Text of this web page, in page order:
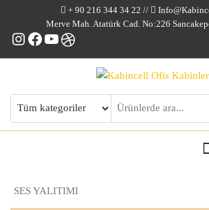
+ 90 216 344 34 22 //
Merve Mah. Atatürk Cad. No:226
Instagram
Facebook
YouTube
Dribbble
Kabincell Ofis Kabinleri
SES YALITIMI